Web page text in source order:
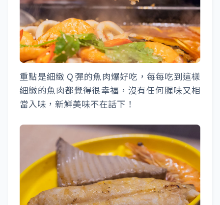
重點是細緻 Q 彈的魚肉爆好吃，每每吃到這樣
細緻的魚肉都覺得很幸福，沒有任何腥味又相
當入味，新鮮美味不在話下！